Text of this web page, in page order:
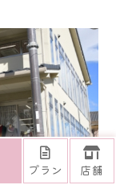
プラン 店舗